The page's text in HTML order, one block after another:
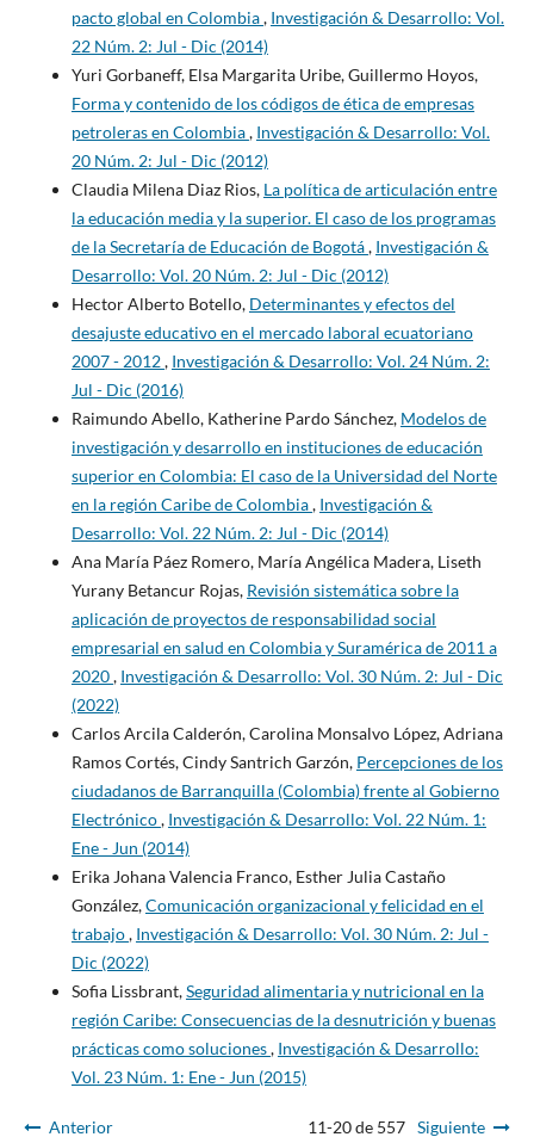
pacto global en Colombia, Investigación & Desarrollo: Vol.
22 Núm. 2: Jul - Dic (2014)
Yuri Gorbaneff, Elsa Margarita Uribe, Guillermo Hoyos,
Forma y contenido de los códigos de ética de empresas
petroleras en Colombia, Investigación & Desarrollo: Vol.
20 Núm. 2: Jul - Dic (2012)
Claudia Milena Diaz Rios, La política de articulación entre
la educación media y la superior. El caso de los programas
de la Secretaría de Educación de Bogotá, Investigación &
Desarrollo: Vol. 20 Núm. 2: Jul - Dic (2012)
Hector Alberto Botello, Determinantes y efectos del
desajuste educativo en el mercado laboral ecuatoriano
2007 - 2012, Investigación & Desarrollo: Vol. 24 Núm. 2:
Jul - Dic (2016)
Raimundo Abello, Katherine Pardo Sánchez, Modelos de
investigación y desarrollo en instituciones de educación
superior en Colombia: El caso de la Universidad del Norte
en la región Caribe de Colombia, Investigación &
Desarrollo: Vol. 22 Núm. 2: Jul - Dic (2014)
Ana María Páez Romero, María Angélica Madera, Liseth
Yurany Betancur Rojas, Revisión sistemática sobre la
aplicación de proyectos de responsabilidad social
empresarial en salud en Colombia y Suramérica de 2011 a
2020, Investigación & Desarrollo: Vol. 30 Núm. 2: Jul - Dic
(2022)
Carlos Arcila Calderón, Carolina Monsalvo López, Adriana
Ramos Cortés, Cindy Santrich Garzón, Percepciones de los
ciudadanos de Barranquilla (Colombia) frente al Gobierno
Electrónico, Investigación & Desarrollo: Vol. 22 Núm. 1:
Ene - Jun (2014)
Erika Johana Valencia Franco, Esther Julia Castaño
González,Comunicación organizacional y felicidad en el
trabajo, Investigación & Desarrollo: Vol. 30 Núm. 2: Jul -
Dic (2022)
Sofia Lissbrant,Seguridad alimentaria y nutricional en la
región Caribe: Consecuencias de la desnutrición y buenas
prácticas como soluciones, Investigación & Desarrollo:
Vol. 23 Núm. 1: Ene - Jun (2015)
Anterior 11-20 de 557 Siguiente